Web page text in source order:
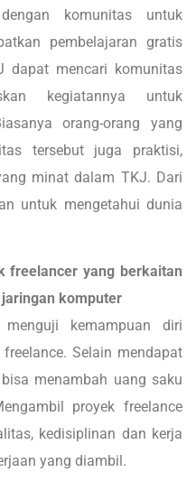
komunitas untuk
pembelajaran gratis
dapat mencari komunitas
kegiatannya untuk
orang-orang yang
tersebut juga praktisi,
minat dalam TKJ. Dari
untuk mengetahui dunia
freelancer yang berkaitan
komputer
kemampuan diri
Selain mendapat
menambah uang saku
proyek freelance
kedisiplinan dan kerja
yang diambil.